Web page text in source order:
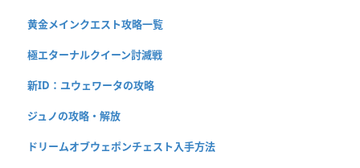
黄金メインクエスト攻略一覧
極エターナルクイーン討滅戦
新ID：ユウェワータの攻略
ジュノの攻略・解放
ドリームオブウェポンチェスト入手方法